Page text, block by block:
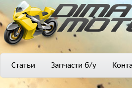
Статьи Запчасти б/у